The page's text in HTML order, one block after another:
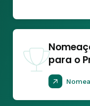
para o